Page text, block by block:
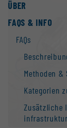
ÜBER
FAQS & INFO
FAQs
Methoden
Kategorien
Zusätzliche
infrastruktur